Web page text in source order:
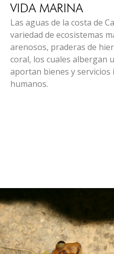
VIDA MARINA
Las aguas de la costa de
variedad de ecosistemas
arenosos, praderas de
coral, los cuales albergan
aportan bienes y
humanos.